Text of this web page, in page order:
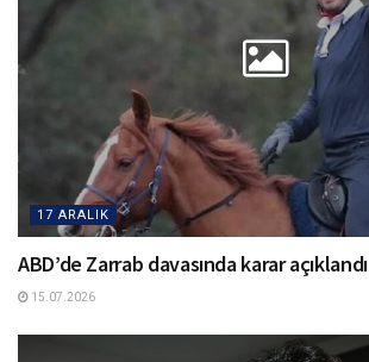
17 ARALIK
ABD’de Zarrab davasında karar açıklandı
15.07.2026